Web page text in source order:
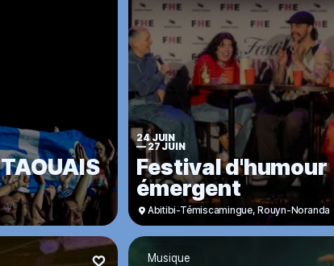
24 JUIN
—27 JUIN
Festival d'humour
émergent
Abitibi-Témiscamingue, Rouyn-Noranda
Musique